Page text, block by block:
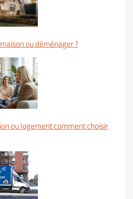
ou déménager ?
ou logement comment choisir